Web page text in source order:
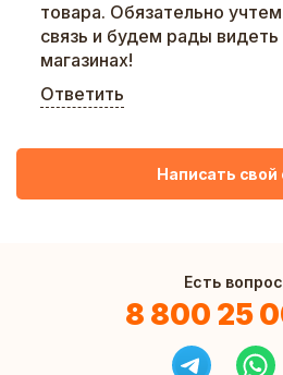
товара. Обязательно
связь и будем рады
магазинах!
Ответить
Написать свой
Есть
8 800 25